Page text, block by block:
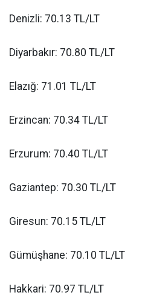
Denizli: 70.13 TL/LT
Diyarbakır: 70.80 TL/LT
Elazığ: 71.01 TL/LT
Erzincan: 70.34 TL/LT
Erzurum: 70.40 TL/LT
Gaziantep: 70.30 TL/LT
Giresun: 70.15 TL/LT
Gümüşhane: 70.10 TL/LT
Hakkari: 70.97 TL/LT